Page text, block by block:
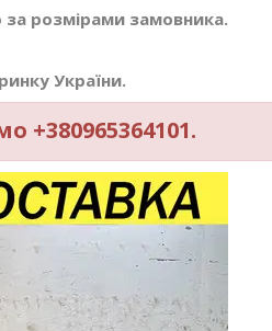
розмірами замовника.
України.
+380965364101.